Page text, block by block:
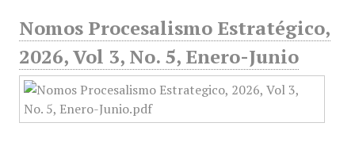
Nomos Procesalismo Estratégico,
2026, Vol 3, No. 5, Enero-Junio